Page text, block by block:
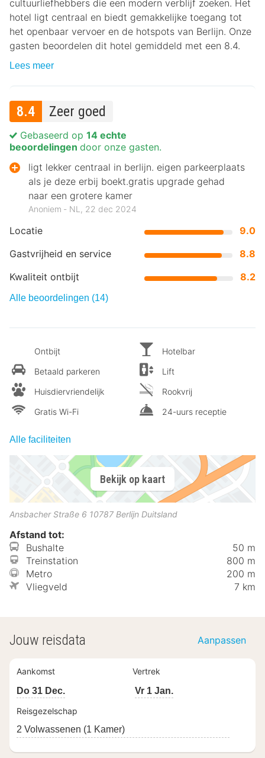
cultuurliefhebbers die een modern verblijf zoeken. Het
hotel ligt centraal en biedt gemakkelijke toegang tot
het openbaar vervoer en de hotspots van Berlijn. Onze
gasten beoordelen dit hotel gemiddeld met een 8.4.
Lees meer
8.4 Zeer goed
Locatie
9.0
Gastvrijheid en service
8.8
Kwaliteit ontbijt
8.2
Gebaseerd op 14 echte
beoordelingen door onze gasten.
ligt lekker centraal in berlijn. eigen parkeerplaats
als je deze erbij boekt.gratis upgrade gehad
naar een grotere kamer
Anoniem ‐ NL, 22 dec 2024
Alle beoordelingen (14)
Ontbijt
Betaald parkeren
Huisdiervriendelijk
Gratis Wi-Fi
Hotelbar
Lift
Rookvrij
24-uurs receptie
Alle faciliteiten
Bekijk op kaart
Ansbacher Straße 6 10787 Berlijn Duitsland
Afstand tot:
Bushalte
50 m
Treinstation
800 m
Metro
200 m
Vliegveld
7 km
Jouw reisdata Aanpassen
Aankomst
Vertrek
Do 31 Dec.
Vr 1 Jan.
Reisgezelschap
2 Volwassenen (1 Kamer)